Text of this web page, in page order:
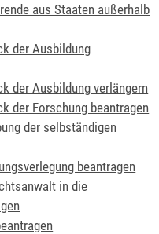
aus Staaten außerhalb
der Ausbildung
der Ausbildung verlängern
der Forschung beantragen
der selbständigen
beantragen
in die